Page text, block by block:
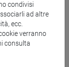
condivisi
ad altre
ecc.
verranno
consulta